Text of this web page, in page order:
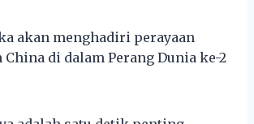
akan menghadiri perayaan
di dalam Perang Dunia ke-2